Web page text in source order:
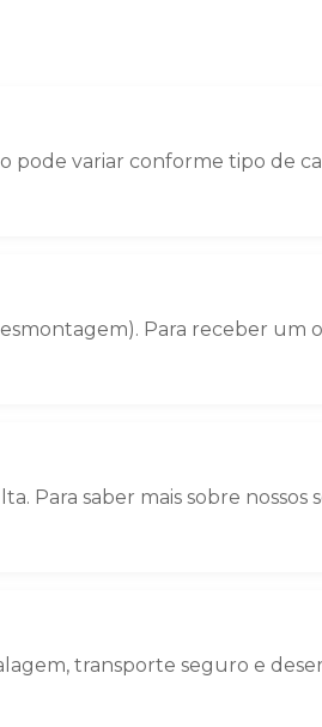
pode variar conforme tipo de
Para receber um
Para saber mais sobre nossos
transporte seguro e